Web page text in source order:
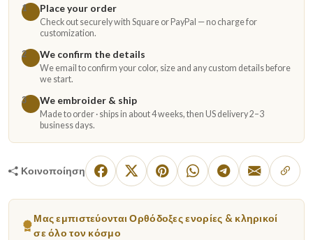
1 Place your order
Check out securely with Square or PayPal — no charge for
customization.
2
We confirm the details
We email to confirm your color, size and any custom details before
we start.
3
We embroider & ship
Made to order · ships in about 4 weeks, then US delivery 2–3
business days.
Κοινοποίηση
Μας εμπιστεύονται Ορθόδοξες ενορίες & κληρικοί
σε όλο τον κόσμο